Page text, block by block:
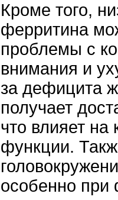
Кроме того,
ферритина
проблемы с
внимания и
за дефицита
получает
что влияет на
функции.
особенно при